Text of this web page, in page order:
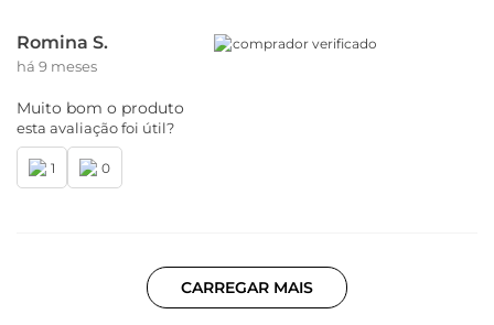
Romina S.
há 9 meses
comprador verificado
Muito bom o produto
esta avaliação foi útil?
1 0
CARREGAR MAIS